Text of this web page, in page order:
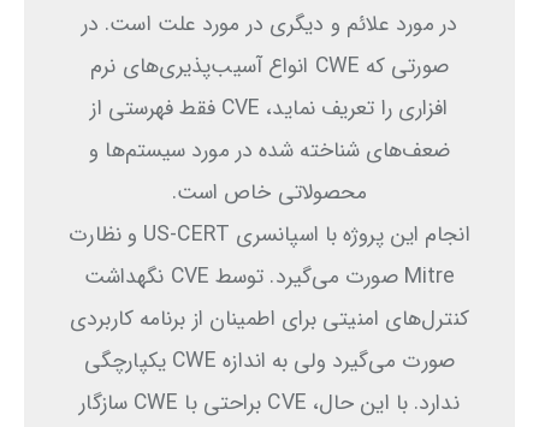
در مورد علائم و دیگری در مورد علت است. در
صورتی که CWE انواع آسیب‌پذیری‌های نرم
افزاری را تعریف نماید، CVE فقط فهرستی از
ضعف‌های شناخته شده در مورد سیستم‌ها و
محصولاتی خاص است.
انجام این پروژه با اسپانسری US-CERT و نظارت
Mitre صورت می‌گیرد. توسط CVE نگهداشت
کنترل‌های امنیتی برای اطمینان از برنامه کاربردی
صورت می‌گیرد ولی به اندازه CWE یکپارچگی
ندارد. با این حال، CVE براحتی با CWE سازگار